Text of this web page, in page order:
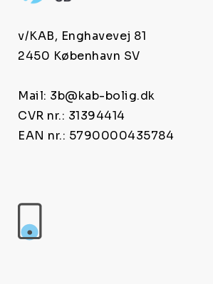
v/KAB, Enghavevej 81
2450 København SV
Mail: 3b@kab-bolig.dk
CVR nr.: 31394414
EAN nr.: 5790000435784